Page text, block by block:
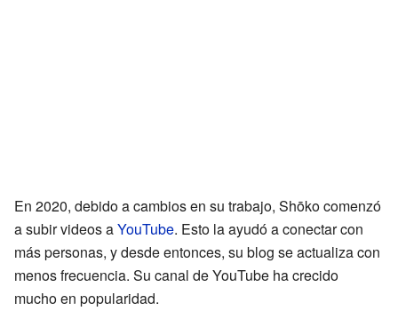
En 2020, debido a cambios en su trabajo, Shōko comenzó
a subir videos aYouTube. Esto la ayudó a conectar con
más personas, y desde entonces, su blog se actualiza con
menos frecuencia. Su canal de YouTube ha crecido
mucho en popularidad.